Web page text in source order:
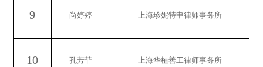
9 尚婷婷 上海珍妮特申律师事务所
10 孔芳菲 上海华植善工律师事务所